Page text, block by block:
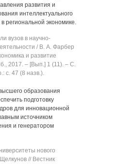
развития и
интеллектуального
региональной экономике.
вузов в научно-
/ В. А. Фарбер
и развитие
2017. ‒ [Вып.] 1 (11). ‒ C.
с. 47 (8 назв.).
образования
подготовку
для инновационной
источником
и генератором
нового
// Вестник